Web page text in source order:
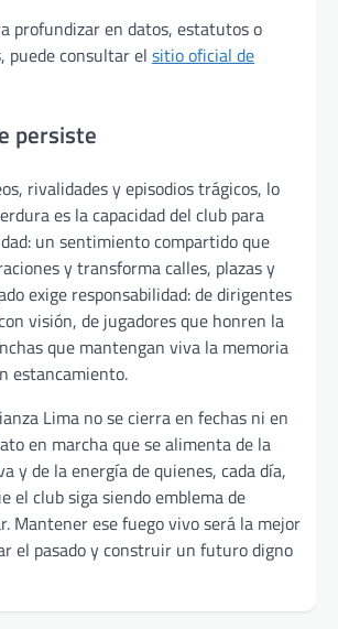
profundizar en datos, estatutos o
puede consultar el sitio oficial de
persiste
rivalidades y episodios trágicos, lo
es la capacidad del club para
un sentimiento compartido que
y transforma calles, plazas y
exige responsabilidad: de dirigentes
visión, de jugadores que honren la
que mantengan viva la memoria
estancamiento.
Lima no se cierra en fechas ni en
en marcha que se alimenta de la
y de la energía de quienes, cada día,
el club siga siendo emblema de
Mantener ese fuego vivo será la mejor
el pasado y construir un futuro digno